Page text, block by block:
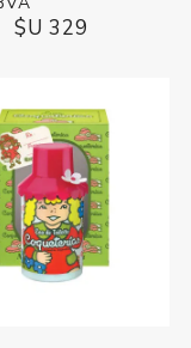
$U 329